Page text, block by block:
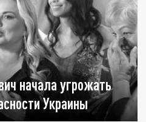
начала угрожать
Украины